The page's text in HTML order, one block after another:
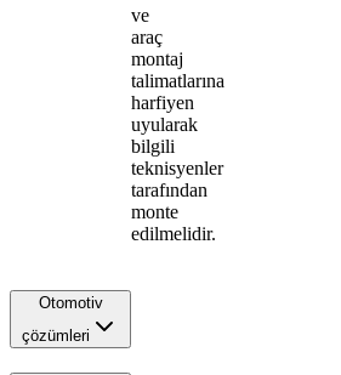
ve
araç
montaj
talimatlarına
harfiyen
uyularak
bilgili
teknisyenler
tarafından
monte
edilmelidir.
Otomotiv
çözümleri